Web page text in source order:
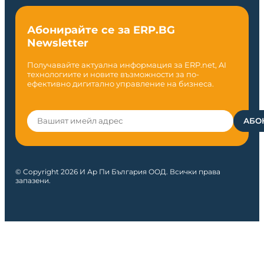
Абонирайте се за ERP.BG
Newsletter
Получавайте актуална информация за ERP.net, AI
технологиите и новите възможности за по-
ефективно дигитално управление на бизнеса.
© Copyright 2026 И Ар Пи България ООД. Всички права
запазени.